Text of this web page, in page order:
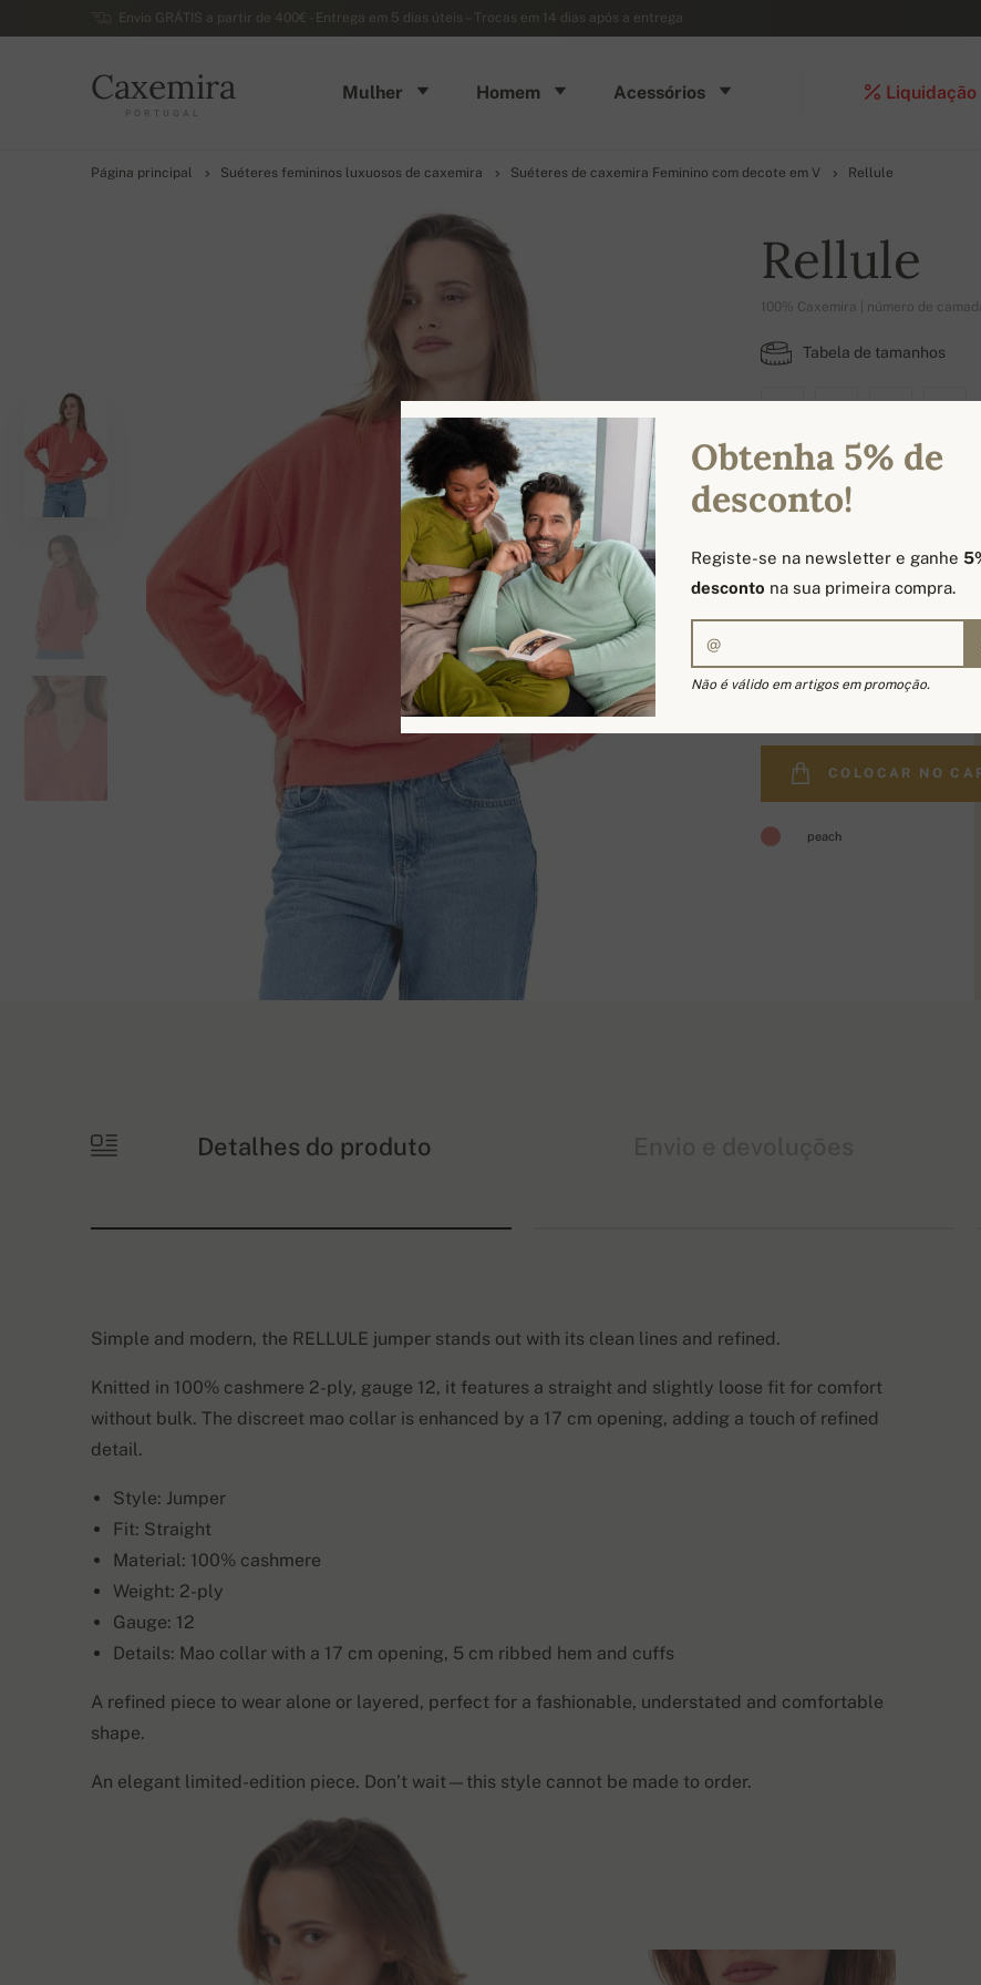
Envio GRÁTIS a partir de 400€ - Entrega em 5 dias úteis – Trocas em 14 dias após a entrega
Caxemira
PORTUGAL
Mulher Homem Acessórios Liquidação
Página principal Suéteres femininos luxuosos de caxemira Suéteres de caxemira Feminino com decote em V Rellule
Rellule
100% Caxemira | número de
Tabela de tamanhos
CORES DISPONÍVEIS
254,90 €
COLOCAR NO
peach
Detalhes do produto
Simple and modern, the RELLULE jumper stands out with its clean lines and refined.
Knitted in 100% cashmere 2-ply, gauge 12, it features a straight and slightly loose fit for comfort
without bulk. The discreet mao collar is enhanced by a 17 cm opening, adding a touch of refined
detail.
Style: Jumper
Fit: Straight
Material: 100% cashmere
Weight: 2-ply
Gauge: 12
Details: Mao collar with a 17 cm opening, 5 cm ribbed hem and cuffs
A refined piece to wear alone or layered, perfect for a fashionable, understated and comfortable
shape.
An elegant limited-edition piece. Don’t wait—this style cannot be made to order.
Obtenha 5% de
desconto!
Registe-se na newsletter e ganhe
desconto na sua primeira compra.
Não é válido em artigos em promoção.